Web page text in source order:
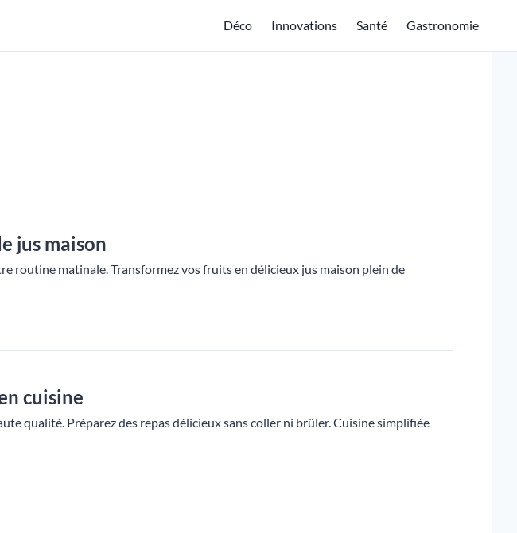
Déco Innovations Santé Gastronomie
jus maison
routine matinale. Transformez vos fruits en délicieux jus maison plein de
cuisine
qualité. Préparez des repas délicieux sans coller ni brûler. Cuisine simplifiée